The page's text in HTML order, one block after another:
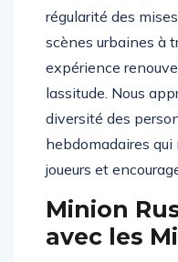
colorés et ses
régularité des
scènes urbaines à
expérience
lassitude. Nous
diversité des
hebdomadaires
Minion